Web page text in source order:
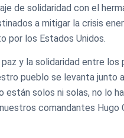
de solidaridad con el
a mitigar la crisis
por los Estados Unidos.
y la solidaridad entre
pueblo se levanta junto
solos ni solas, no lo
comandantes Hugo